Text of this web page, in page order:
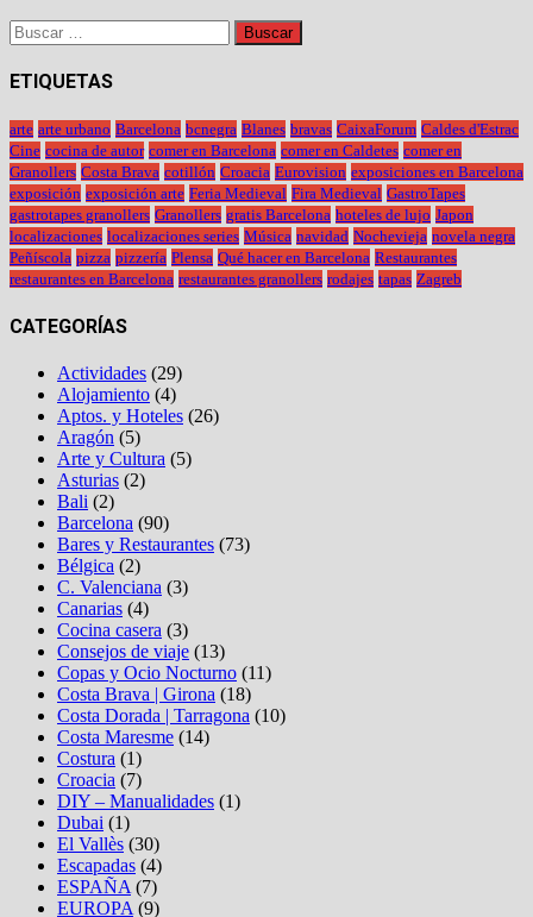
Buscar:
ETIQUETAS
arte arte urbano Barcelona bcnegra Blanes bravas CaixaForum Caldes d'Estrac
Cine cocina de autor comer en Barcelona comer en Caldetes comer en
Granollers Costa Brava cotillón Croacia Eurovision exposiciones en Barcelona
exposición exposición arte Feria Medieval Fira Medieval GastroTapes
gastrotapes granollers Granollers gratis Barcelona hoteles de lujo Japon
localizaciones localizaciones series Música navidad Nochevieja novela negra
Peñíscola pizza pizzería Plensa Qué hacer en Barcelona Restaurantes
restaurantes en Barcelona restaurantes granollers rodajes tapas Zagreb
CATEGORÍAS
Actividades (29)
Alojamiento (4)
Aptos. y Hoteles (26)
Aragón (5)
Arte y Cultura (5)
Asturias (2)
Bali (2)
Barcelona (90)
Bares y Restaurantes (73)
Bélgica (2)
C. Valenciana (3)
Canarias (4)
Cocina casera (3)
Consejos de viaje (13)
Copas y Ocio Nocturno (11)
Costa Brava | Girona (18)
Costa Dorada | Tarragona (10)
Costa Maresme (14)
Costura (1)
Croacia (7)
DIY – Manualidades (1)
Dubai (1)
El Vallès (30)
Escapadas (4)
ESPAÑA (7)
EUROPA (9)